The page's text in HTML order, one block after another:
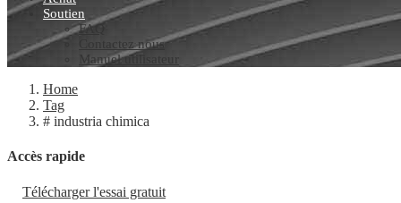
Soutien
FAQ
Contactez nous
Manuel utilisateur
Home
Tag
# industria chimica
Accès rapide
Télécharger l'essai gratuit